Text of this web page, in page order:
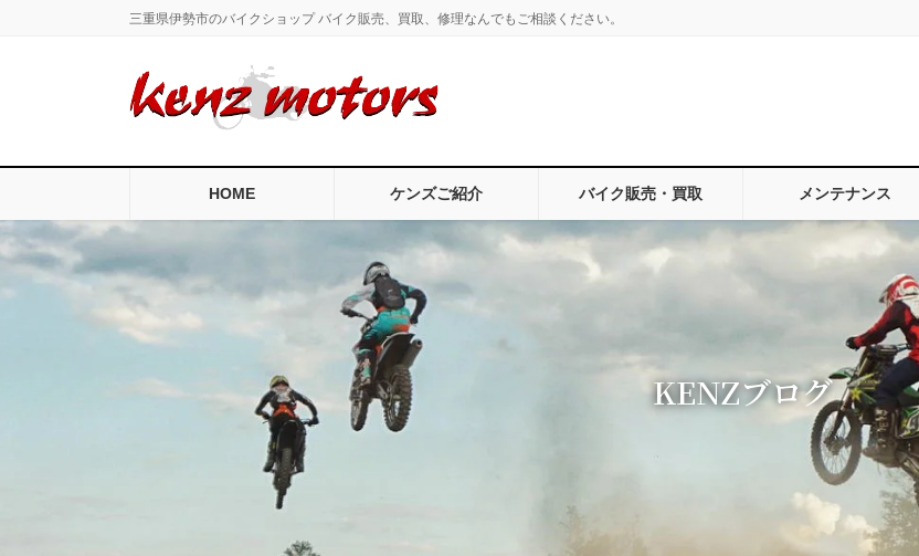
移
ン
移
三重県伊勢市のバイクショップ バイク販売、買取、修理なんでもご相談ください。
HOME ケンズご紹介 バイク販売・買取 メンテナンス
KENZブログ